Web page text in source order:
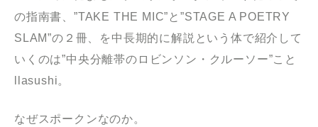
の指南書、”TAKE THE MIC”と”STAGE A POETRY
SLAM”の２冊、を中長期的に解説という体で紹介して
いくのは”中央分離帯のロビンソン・クルーソー”こと
llasushi。
なぜスポークンなのか。